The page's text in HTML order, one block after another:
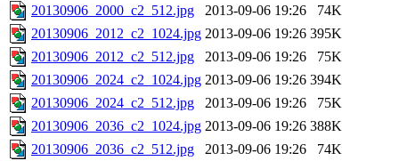
20130906_2000_c2_512.jpg
2013-09-06 19:26
74K
20130906_2012_c2_1024.jpg 2013-09-06 19:26 395K
20130906_2012_c2_512.jpg
2013-09-06 19:26
75K
20130906_2024_c2_1024.jpg 2013-09-06 19:26 394K
20130906_2024_c2_512.jpg
2013-09-06 19:26
75K
20130906_2036_c2_1024.jpg 2013-09-06 19:26 388K
20130906_2036_c2_512.jpg
2013-09-06 19:26
74K